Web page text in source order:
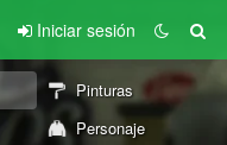
Iniciar sesión
Pinturas
Personaje